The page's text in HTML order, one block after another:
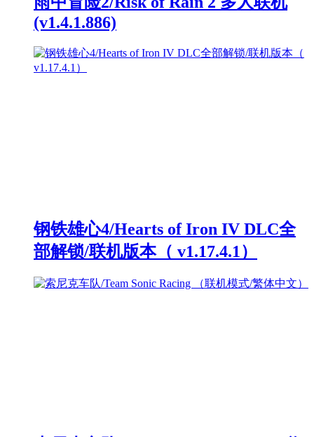
(v1.4.1.886)
钢铁雄心4/Hearts of Iron IV DLC全
部解锁/联机版本（ v1.17.4.1）